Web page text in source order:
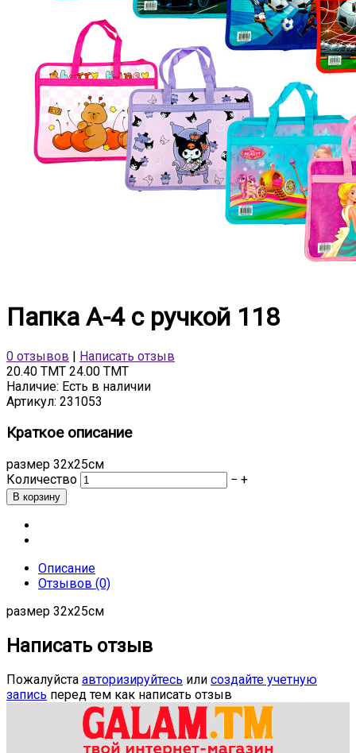
Папка А-4 с ручкой 118
0 отзывов
Написать отзыв
20.40 TMT 24.00 TMT
Наличие: Есть в наличии
Артикул: 231053
Краткое описание
размер 32х25см
Количество
− +
Описание
Отзывов (0)
размер 32х25см
Написать отзыв
Пожалуйста авторизируйтесь или создайте учетную
запись перед тем как написать отзыв